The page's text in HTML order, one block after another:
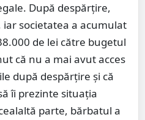
După despărțire,
societatea a acumulat
de lei către bugetul
că nu a mai avut acces
după despărțire și că
îi prezinte situația
parte, bărbatul a